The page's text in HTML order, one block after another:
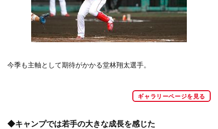
今季も主軸として期待がかかる堂林翔太選手。
ギャラリーページを見る
◆キャンプでは若手の大きな成長を感じた